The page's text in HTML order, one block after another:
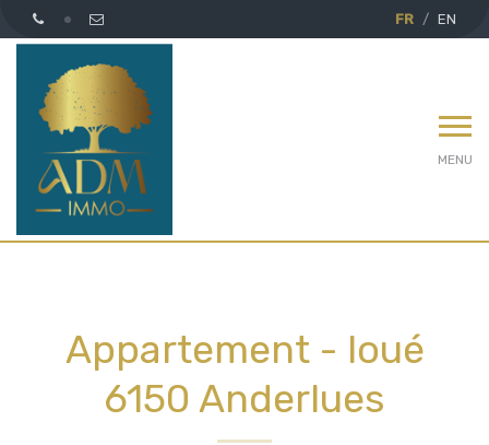
FR EN
MENU
Appartement - loué
6150 Anderlues